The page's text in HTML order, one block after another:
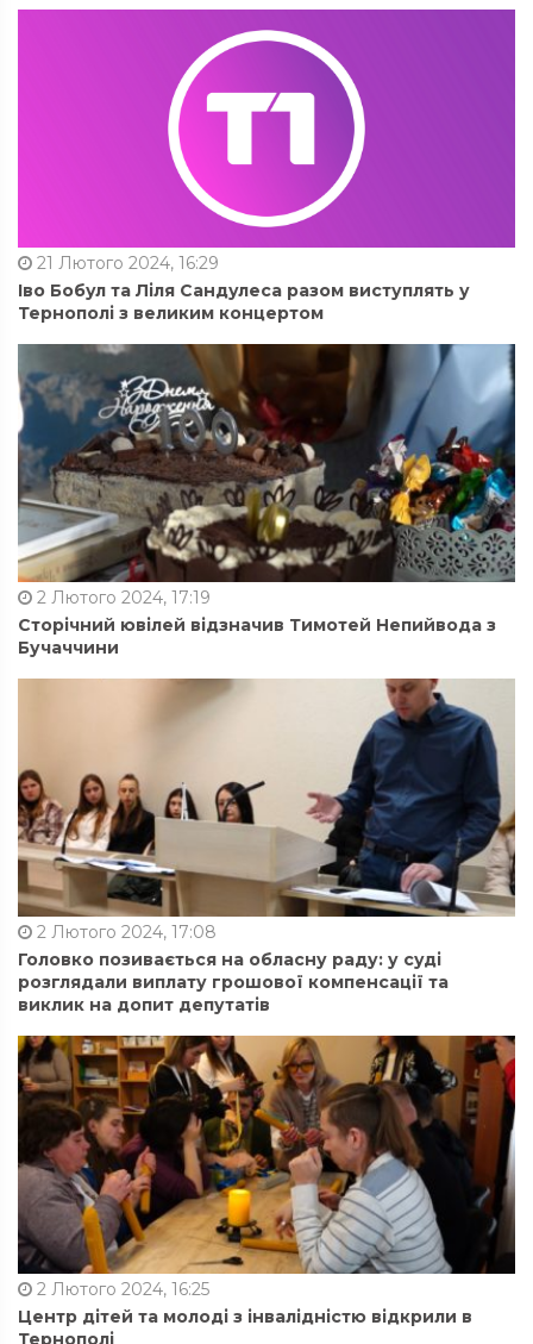
21 Лютого 2024, 16:29
Іво Бобул та Ліля Сандулеса разом виступлять у
Тернополі з великим концертом
2 Лютого 2024, 17:19
Сторічний ювілей відзначив Тимотей Непийвода з
Бучаччини
2 Лютого 2024, 17:08
Головко позивається на обласну раду: у суді
розглядали виплату грошової компенсації та
виклик на допит депутатів
2 Лютого 2024, 16:25
Центр дітей та молоді з інвалідністю відкрили в
Тернополі